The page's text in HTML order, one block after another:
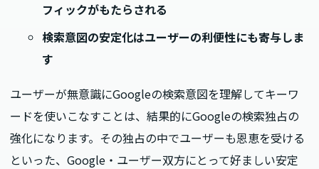
フィックがもたらされる
検索意図の安定化はユーザーの利便性にも寄与しま
す
ユーザーが無意識にGoogleの検索意図を理解してキーワ
ードを使いこなすことは、結果的にGoogleの検索独占の
強化になります。その独占の中でユーザーも恩恵を受ける
といった、Google・ユーザー双方にとって好ましい安定